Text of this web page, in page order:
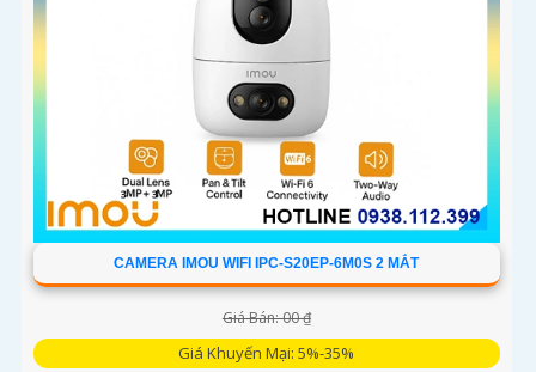
CAMERA IMOU WIFI IPC-S20EP-6M0S 2 MẮT
Giá Bán: 00 ₫
Giá Khuyến Mại: 5%-35%